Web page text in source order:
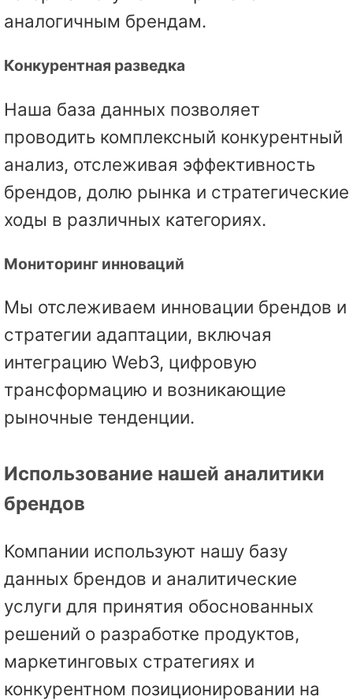
аналогичным брендам.
Конкурентная разведка
Наша база данных позволяет
проводить комплексный конкурентный
анализ, отслеживая эффективность
брендов, долю рынка и стратегические
ходы в различных категориях.
Мониторинг инноваций
Мы отслеживаем инновации брендов и
стратегии адаптации, включая
интеграцию Web3, цифровую
трансформацию и возникающие
рыночные тенденции.
Использование нашей аналитики
брендов
Компании используют нашу базу
данных брендов и аналитические
услуги для принятия обоснованных
решений о разработке продуктов,
маркетинговых стратегиях и
конкурентном позиционировании на